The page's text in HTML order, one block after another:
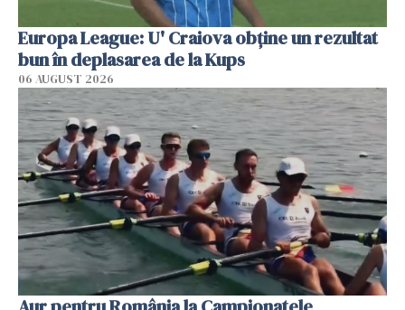
Europa League: U' Craiova obține un rezultat
bun în deplasarea de la Kups
06 AUGUST 2026